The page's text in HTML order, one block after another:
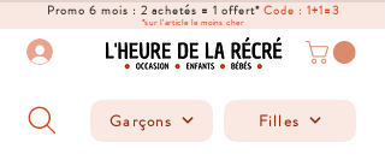
Promo 6 mois : 2 achetés = 1 offert*Code : 1+1=3
*sur l'article le moins cher
Garçons Filles